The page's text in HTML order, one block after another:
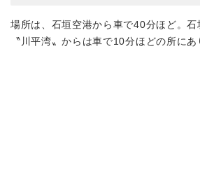
場所は、石垣空港から車で40分ほど。
〝川平湾〟からは車で10分ほどの所にあ